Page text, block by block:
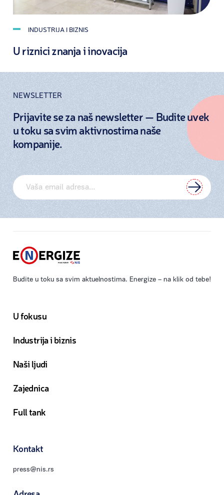
INDUSTRIJA I BIZNIS
U riznici znanja i inovacija
NEWSLETTER
Prijavite se za naš newsletter — Budite uvek
u toku sa svim aktivnostima naše
kompanije.
Budite u toku sa svim aktuelnostima. Energize – na klik od tebe!
U fokusu
Industrija i biznis
Naši ljudi
Zajednica
Full tank
Kontakt
press@nis.rs